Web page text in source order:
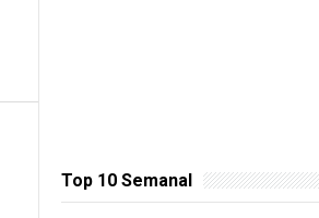
Top 10 Semanal